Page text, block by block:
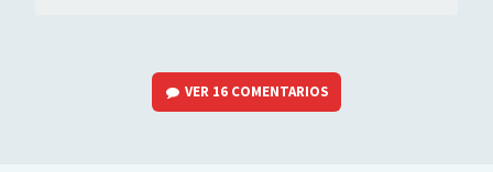
VER 16 COMENTARIOS